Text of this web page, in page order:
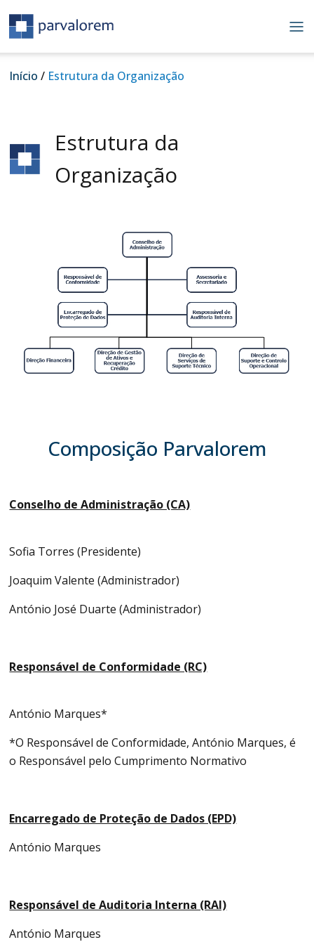
para
conteúdo
principal
Navegação
estrutural
Início Estrutura da Organização
Estrutura da
Organização
Composição Parvalorem
Conselho de Administração (CA)
Sofia Torres (Presidente)
Joaquim Valente (Administrador)
António José Duarte (Administrador)
Responsável de Conformidade (RC)
António Marques*
*O Responsável de Conformidade, António Marques, é
o Responsável pelo Cumprimento Normativo
Encarregado de Proteção de Dados (EPD)
António Marques
Responsável de Auditoria Interna (RAI)
António Marques